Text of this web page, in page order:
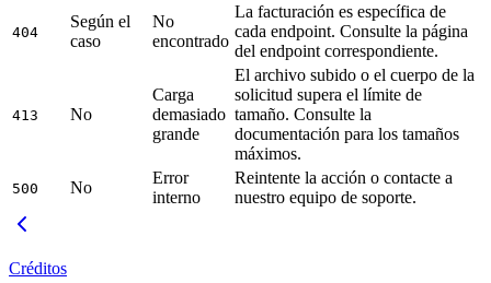
404
Según el
caso
No
encontrado
La facturación es específica de
cada endpoint. Consulte la página
del endpoint correspondiente.
413 No
Carga
demasiado
grande
El archivo subido o el cuerpo de la
solicitud supera el límite de
tamaño. Consulte la
documentación para los tamaños
máximos.
500 No
Error
interno
Reintente la acción o contacte a
nuestro equipo de soporte.
Créditos